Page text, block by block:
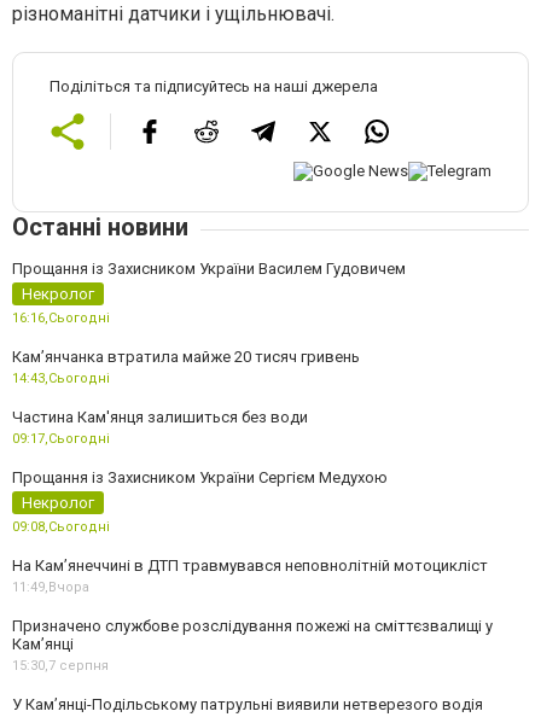
різноманітні датчики і ущільнювачі.
Поділіться та підписуйтесь на наші джерела
Останні новини
Прощання із Захисником України Василем Гудовичем
Некролог
16:16,Сьогодні
Камʼянчанка втратила майже 20 тисяч гривень
14:43,Сьогодні
Частина Кам'янця залишиться без води
09:17,Сьогодні
Прощання із Захисником України Сергієм Медухою
Некролог
09:08,Сьогодні
На Кам’янеччині в ДТП травмувався неповнолітній мотоцикліст
11:49, Вчора
Призначено службове розслідування пожежі на сміттєзвалищі у
Кам’янці
15:30,7 серпня
У Кам’янці-Подільському патрульні виявили нетверезого водія